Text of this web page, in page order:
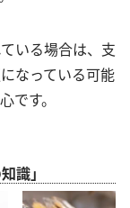
いる場合は、支
なっている可能
です。
識」